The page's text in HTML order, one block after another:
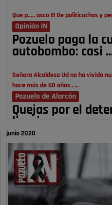
Que p..... asco !!! De politicuchos y
Opinión IN
Pozuelo paga la
autobombo: casi
Señora Alcaldesa Ud no ha vivido
hace más de 60 años , …
Pozuelo de Alarcón
Quejas por el
limpieza …
A ver si es posible que haya
solamente jóvenes que no es tan …
Pozuelo de Alarcón
Pozuelo
definitivamente
junio 2020